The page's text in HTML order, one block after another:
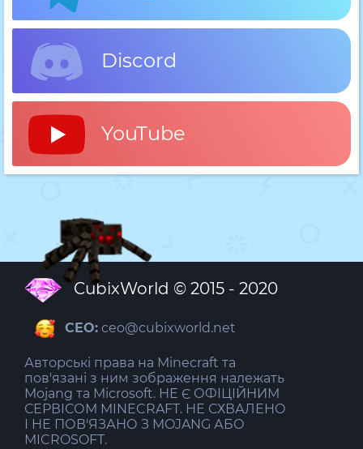
Discord
YouTube
CubixWorld © 2015 - 2026
CEO: ceo@cubixworld.net
Авторські права на Minecraft та
пов'язані з ним зображення належать
Mojang та Microsoft. НЕ Є ОФІЦІЙНИМ
СЕРВІСОМ MINECRAFT. НЕ СХВАЛЕНО
І НЕ ПОВ'ЯЗАНО З MOJANG АБО
MICROSOFT.